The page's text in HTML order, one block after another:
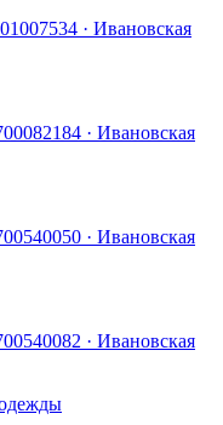
· Ивановская
· Ивановская
· Ивановская
· Ивановская